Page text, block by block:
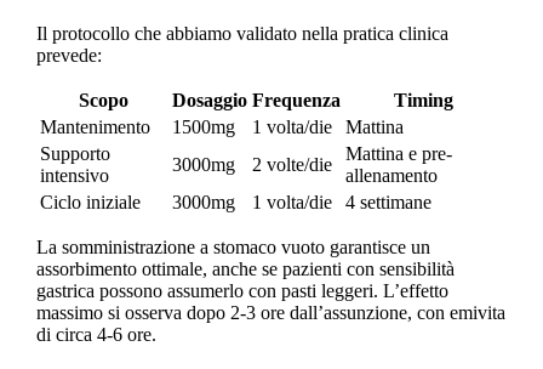
Il protocollo che abbiamo validato nella pratica clinica
prevede:
Scopo Dosaggio Frequenza
Timing
Mantenimento
1500mg 1 volta/die
Mattina
Supporto
intensivo
3000mg 2 volte/die
Mattina e pre-
allenamento
Ciclo iniziale
3000mg 1 volta/die 4 settimane
La somministrazione a stomaco vuoto garantisce un
assorbimento ottimale, anche se pazienti con sensibilità
gastrica possono assumerlo con pasti leggeri. L’effetto
massimo si osserva dopo 2-3 ore dall’assunzione, con emivita
di circa 4-6 ore.